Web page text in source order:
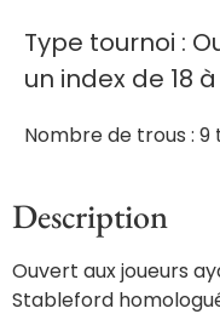
Type tournoi :
un index de 18
Nombre de trous : 9
Description
Ouvert aux joueurs
Stableford